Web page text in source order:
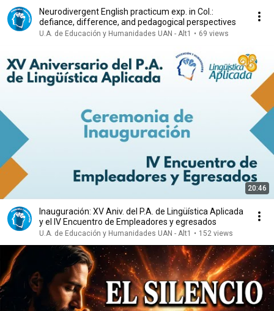
Neurodivergent English practicum exp. in Col.:
defiance, difference, and pedagogical perspectives
U.A. de Educación y Humanidades UAN - Alt1 • 69 views
20:46
Inauguración: XV Aniv. del P.A. de Lingüística Aplicada
y el IV Encuentro de Empleadores y egresados
U.A. de Educación y Humanidades UAN - Alt1 • 152 views